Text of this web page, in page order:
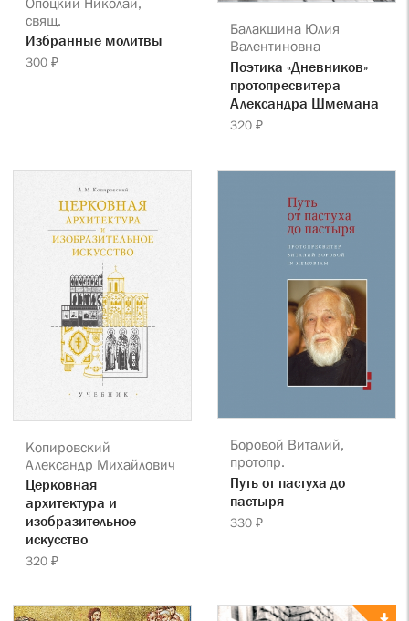
свящ.
Избранные молитвы
300 ₽
Балакшина Юлия
Валентиновна
Поэтика «Дневников»
протопресвитера
Александра Шмемана
320 ₽
Копировский
Александр Михайлович
Церковная
архитектура и
изобразительное
искусство
320 ₽
Боровой Виталий,
протопр.
Путь от пастуха до
пастыря
330 ₽